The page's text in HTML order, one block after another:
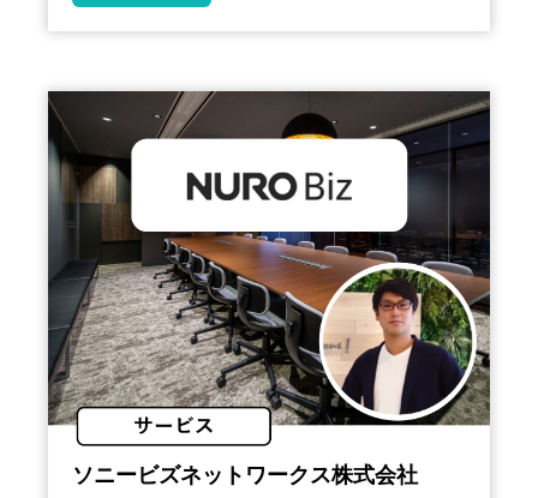
ソニービズネットワークス株式会社